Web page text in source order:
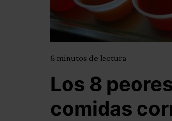
6 minutos de lectura
Los 8
comidas